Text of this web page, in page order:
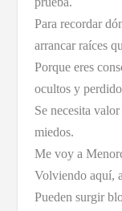
Para recordar
arrancar raíces
Porque eres
ocultos y
Se necesita
miedos.
Me voy a
Volviendo aquí,
Pueden surgir